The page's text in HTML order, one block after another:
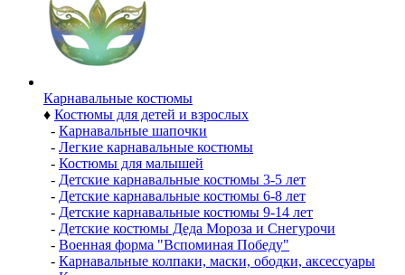
Карнавальные костюмы
♦ Костюмы для детей и взрослых
- Карнавальные шапочки
- Легкие карнавальные костюмы
- Костюмы для малышей
- Детские карнавальные костюмы 3-5 лет
- Детские карнавальные костюмы 6-8 лет
- Детские карнавальные костюмы 9-14 лет
- Детские костюмы Деда Мороза и Снегурочи
- Военная форма "Вспоминая Победу"
- Карнавальные колпаки, маски, ободки, аксессуары